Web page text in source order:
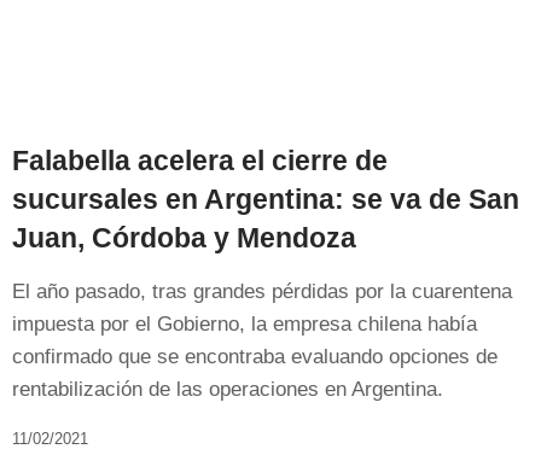
Falabella acelera el cierre de
sucursales en Argentina: se va de San
Juan, Córdoba y Mendoza
El año pasado, tras grandes pérdidas por la cuarentena
impuesta por el Gobierno, la empresa chilena había
confirmado que se encontraba evaluando opciones de
rentabilización de las operaciones en Argentina.
11/02/2021